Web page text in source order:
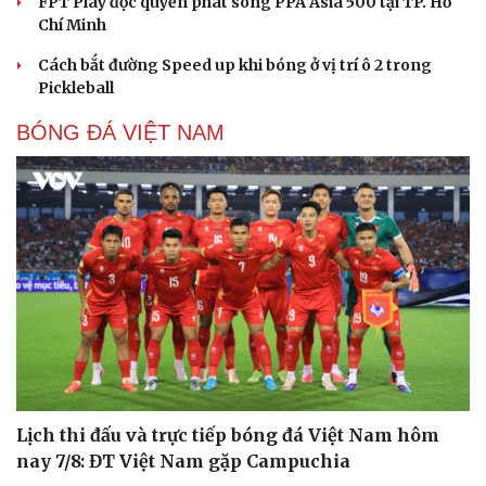
Cải chính
Chí Minh
Cách bắt đường Speed up khi bóng ở vị trí ô 2 trong
Pickleball
BÓNG ĐÁ VIỆT NAM
Lịch thi đấu và trực tiếp bóng đá Việt Nam hôm
nay 7/8: ĐT Việt Nam gặp Campuchia